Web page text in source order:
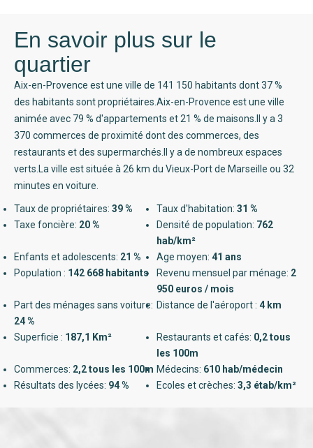
En savoir plus sur le
quartier
Aix-en-Provence est une ville de 141 150 habitants dont 37 %
des habitants sont propriétaires.Aix-en-Provence est une ville
animée avec 79 % d'appartements et 21 % de maisons.Il y a 3
370 commerces de proximité dont des commerces, des
restaurants et des supermarchés.Il y a de nombreux espaces
verts.La ville est située à 26 km du Vieux-Port de Marseille ou 32
minutes en voiture.
Taux de propriétaires: 39 % Taux d'habitation: 31 %
Taxe foncière: 20 % Densité de population: 762
hab/km²
Enfants et adolescents: 21 % Age moyen: 41 ans
Population : 142 668 habitants Revenu mensuel par ménage: 2
950 euros / mois
Part des ménages sans voiture:
24 %
Distance de l'aéroport : 4 km
Superficie : 187,1 Km² Restaurants et cafés: 0,2 tous
les 100m
Commerces: 2,2 tous les 100m Médecins: 610 hab/médecin
Résultats des lycées: 94 % Ecoles et crèches: 3,3 étab/km²